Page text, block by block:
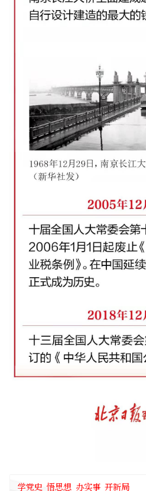
学党史 悟思想 办实事 开新局